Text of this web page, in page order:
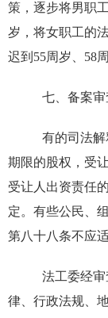
策，逐步将男职
岁，将女职工的
迟到55周岁、58周
七、备案
有的司法
期限的股权，受
受让人出资责任
定。有些公民、
第八十八条不应
法工委经
律、行政法规、